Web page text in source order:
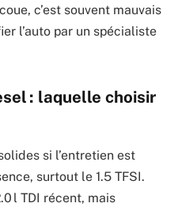
c’est souvent mauvais
l’auto par un spécialiste
: laquelle choisir
si l’entretien est
surtout le 1.5 TFSI.
l TDI récent, mais